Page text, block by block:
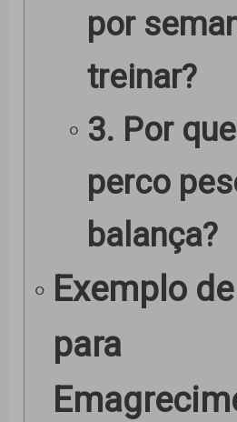
por
treinar?
3. Por
perco
balança?
Exemplo
para